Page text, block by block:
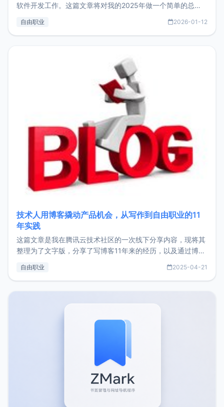
软件开发工作。这篇文章将对我的2025年做一个简单的总
收入下降20%，但却过得很充实，2026年不求突破，但求保
自由职业 2026-01-12
技术人用博客撬动产品机会，从写作到自由职业的11
年实践
这篇文章是我在腾讯云技术社区的一次线下分享内容，现将其
整理为了文字版，分享了写博客11年来的经历，以及通过博客
了我的首个产品ImgURL的真实数据和产品现状。自我介绍大
自由职业 2025-04-21